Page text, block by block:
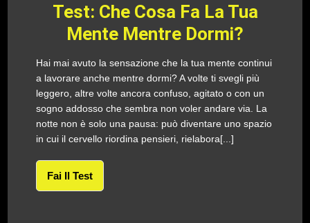
Test: Che Cosa Fa La Tua
Mente Mentre Dormi?
Hai mai avuto la sensazione che la tua mente continui
a lavorare anche mentre dormi? A volte ti svegli più
leggero, altre volte ancora confuso, agitato o con un
sogno addosso che sembra non voler andare via. La
notte non è solo una pausa: può diventare uno spazio
in cui il cervello riordina pensieri, rielabora[...]
Fai Il Test